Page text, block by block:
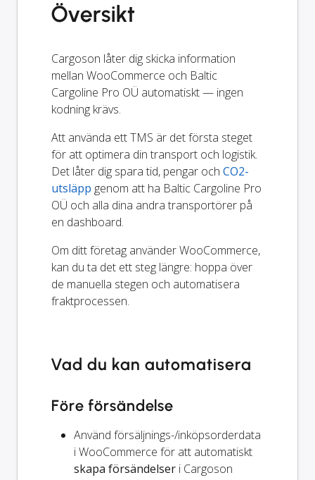
Översikt
Cargoson låter dig skicka information
mellan WooCommerce och Baltic
Cargoline Pro OÜ automatiskt — ingen
kodning krävs.
Att använda ett TMS är det första steget
för att optimera din transport och logistik.
Det låter dig spara tid, pengar och CO2-
utsläpp genom att ha Baltic Cargoline Pro
OÜ och alla dina andra transportörer på
en dashboard.
Om ditt företag använder WooCommerce,
kan du ta det ett steg längre: hoppa över
de manuella stegen och automatisera
fraktprocessen.
Vad du kan automatisera
Före försändelse
Använd försäljnings-/inköpsorderdata
i WooCommerce för att automatiskt
skapa försändelser i Cargoson